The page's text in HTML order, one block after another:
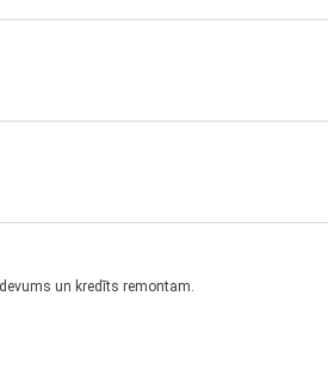
un kredīts remontam.